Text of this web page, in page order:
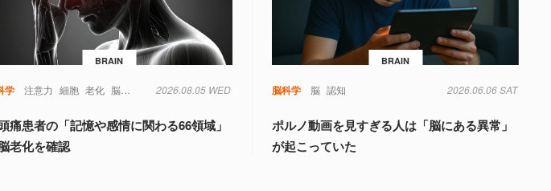
BRAIN
学 注意力 細胞 老化 脳 記憶 認知
2026.08.05 WED
痛患者の「記憶や感情に関わる66領域」
老化を確認
BRAIN
脳科学 脳 認知 2026.06.06 SAT
ポルノ動画を見すぎる人は「脳にある異常」
が起こっていた